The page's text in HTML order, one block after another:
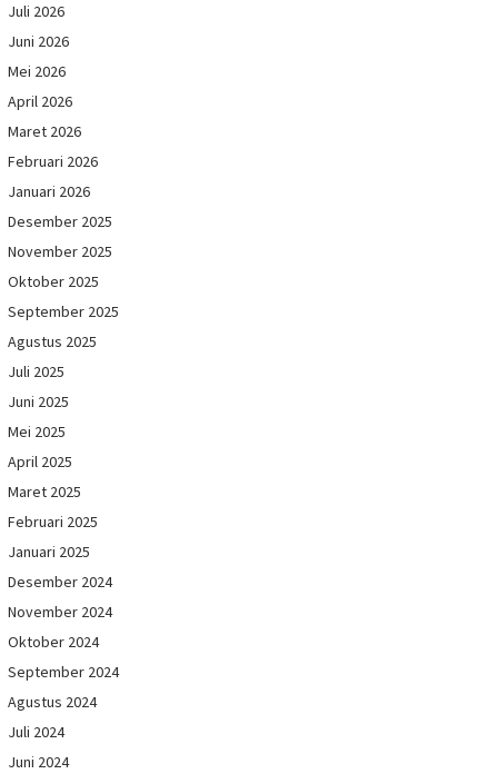
Juli 2026
Juni 2026
Mei 2026
April 2026
Maret 2026
Februari 2026
Januari 2026
Desember 2025
November 2025
Oktober 2025
September 2025
Agustus 2025
Juli 2025
Juni 2025
Mei 2025
April 2025
Maret 2025
Februari 2025
Januari 2025
Desember 2024
November 2024
Oktober 2024
September 2024
Agustus 2024
Juli 2024
Juni 2024